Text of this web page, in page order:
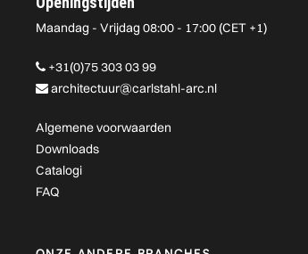
Maandag - Vrijdag 08:00 - 17:00 (CET +1)
+31(0)75 303 03 99
architectuur@carlstahl-arc.nl
Algemene voorwaarden
Downloads
Catalogi
FAQ